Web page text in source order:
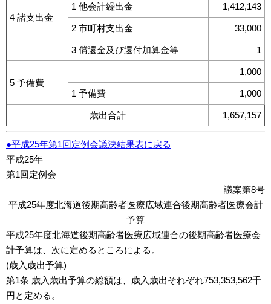
4 諸支出金
1 他会計繰出金 1,412,143
2 市町村支出金 33,000
3 償還金及び還付加算金等 1
5 予備費
1,000
1 予備費 1,000
歳出合計 1,657,157
●平成25年第1回定例会議決結果表に戻る
平成25年
第1回定例会
議案第8号
平成25年度北海道後期高齢者医療広域連合後期高齢者医療会計
予算
平成25年度北海道後期高齢者医療広域連合の後期高齢者医療会
計予算は、次に定めるところによる。
(歳入歳出予算)
第1条 歳入歳出予算の総額は、歳入歳出それぞれ753,353,562千
円と定める。